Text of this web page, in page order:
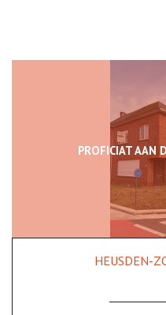
PROFICIAT AAN
167 m²
HEUSDEN-